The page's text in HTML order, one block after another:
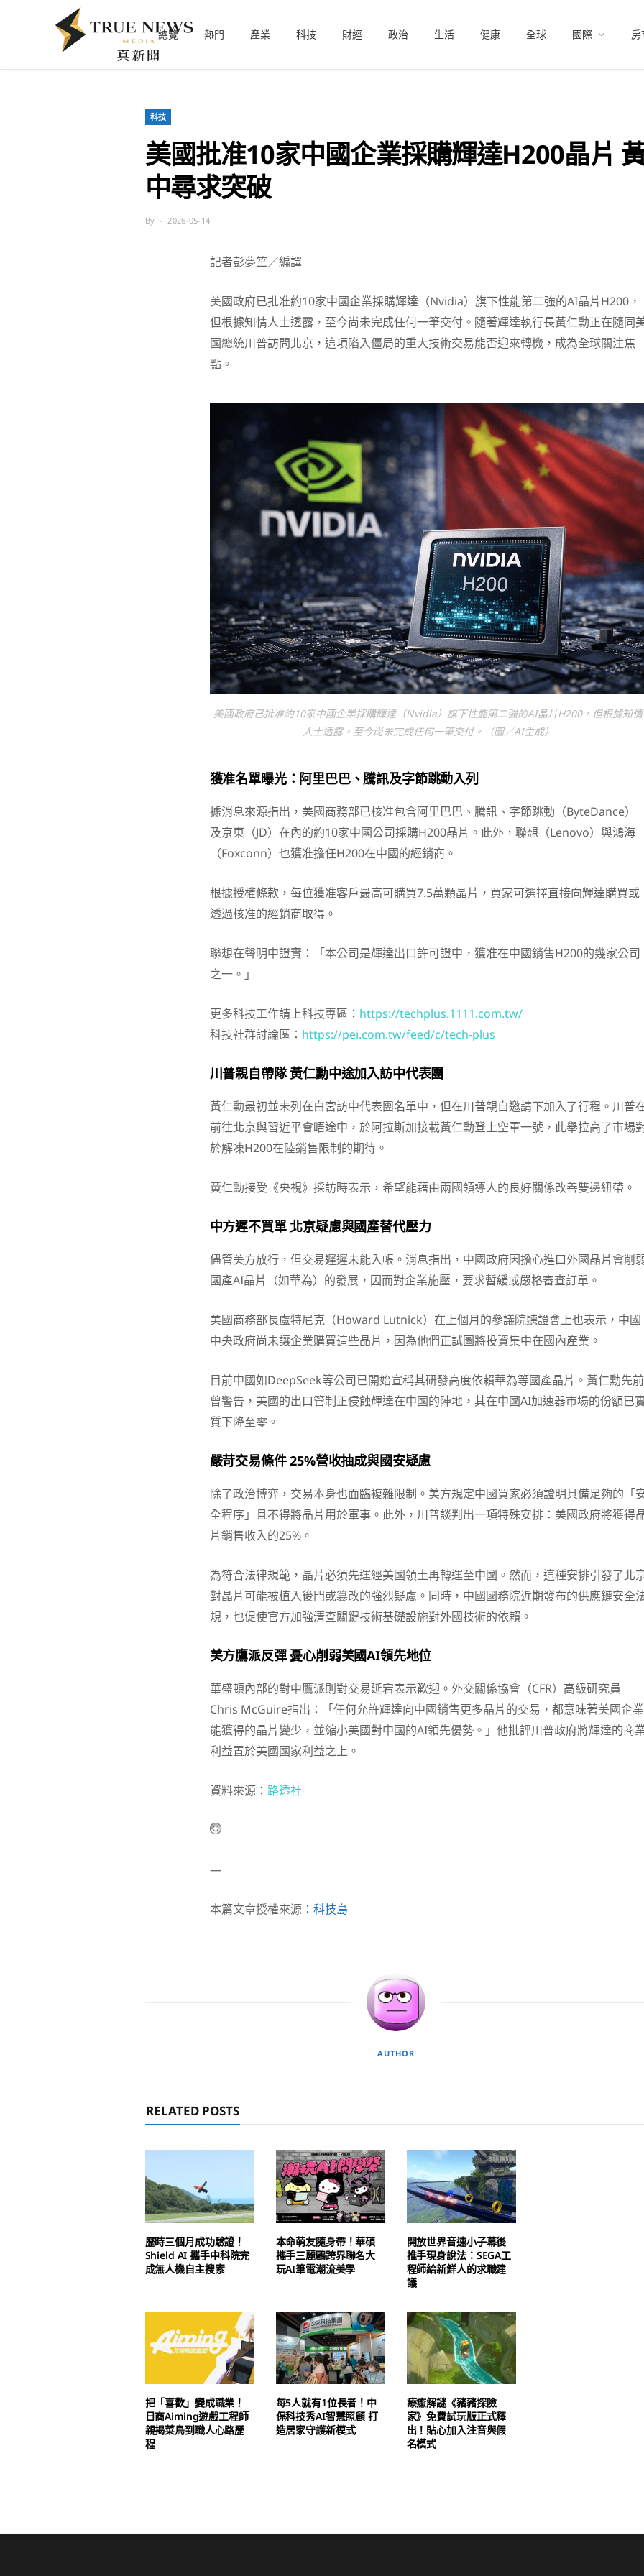
總覽 熱門 產業 科技 財經 政治 生活 健康 全球 國際 房
科技
美國批准10家中國企業採購輝達H200晶片
中尋求突破
By 2026-05-14
記者彭夢竺／編譯
美國政府已批准約10家中國企業採購輝達（Nvidia）旗下性能第二強的AI晶片H200，
但根據知情人士透露，至今尚未完成任何一筆交付。隨著輝達執行長黃仁勳正在隨同
國總統川普訪問北京，這項陷入僵局的重大技術交易能否迎來轉機，成為全球關注焦
點。
美國政府已批准約10家中國企業採購輝達（Nvidia）旗下性能第二強的AI晶片H200，但根據知情
人士透露，至今尚未完成任何一筆交付。（圖／AI生成）
獲准名單曝光：阿里巴巴、騰訊及字節跳動入列
據消息來源指出，美國商務部已核准包含阿里巴巴、騰訊、字節跳動（ByteDance）
及京東（JD）在內的約10家中國公司採購H200晶片。此外，聯想（Lenovo）與鴻海
（Foxconn）也獲准擔任H200在中國的經銷商。
根據授權條款，每位獲准客戶最高可購買7.5萬顆晶片，買家可選擇直接向輝達購買或
透過核准的經銷商取得。
聯想在聲明中證實：「本公司是輝達出口許可證中，獲准在中國銷售H200的幾家公司
之一。」
更多科技工作請上科技專區： https://techplus.1111.com.tw/
科技社群討論區： https://pei.com.tw/feed/c/tech-plus
川普親自帶隊 黃仁勳中途加入訪中代表團
黃仁勳最初並未列在白宮訪中代表團名單中，但在川普親自邀請下加入了行程。川普
前往北京與習近平會晤途中，於阿拉斯加接載黃仁勳登上空軍一號，此舉拉高了市場
於解凍H200在陸銷售限制的期待。
黃仁勳接受《央視》採訪時表示，希望能藉由兩國領導人的良好關係改善雙邊紐帶。
中方遲不買單 北京疑慮與國產替代壓力
儘管美方放行，但交易遲遲未能入帳。消息指出，中國政府因擔心進口外國晶片會削
國產AI晶片（如華為）的發展，因而對企業施壓，要求暫緩或嚴格審查訂單。
美國商務部長盧特尼克（Howard Lutnick）在上個月的參議院聽證會上也表示，中國
中央政府尚未讓企業購買這些晶片，因為他們正試圖將投資集中在國內產業。
目前中國如DeepSeek等公司已開始宣稱其研發高度依賴華為等國產晶片。黃仁勳先前
曾警告，美國的出口管制正侵蝕輝達在中國的陣地，其在中國AI加速器市場的份額已
質下降至零。
嚴苛交易條件 25%營收抽成與國安疑慮
除了政治博弈，交易本身也面臨複雜限制。美方規定中國買家必須證明具備足夠的「
全程序」且不得將晶片用於軍事。此外，川普談判出一項特殊安排：美國政府將獲得
片銷售收入的25%。
為符合法律規範，晶片必須先運經美國領土再轉運至中國。然而，這種安排引發了北
對晶片可能被植入後門或篡改的強烈疑慮。同時，中國國務院近期發布的供應鏈安全
規，也促使官方加強清查關鍵技術基礎設施對外國技術的依賴。
美方鷹派反彈 憂心削弱美國AI領先地位
華盛頓內部的對中鷹派則對交易延宕表示歡迎。外交關係協會（CFR）高級研究員
Chris McGuire指出：「任何允許輝達向中國銷售更多晶片的交易，都意味著美國企業
能獲得的晶片變少，並縮小美國對中國的AI領先優勢。」他批評川普政府將輝達的商
利益置於美國國家利益之上。
資料來源： 路透社
—
本篇文章授權來源： 科技島
AUTHOR
RELATED POSTS
歷時三個月成功驗證！
Shield AI 攜手中科院完
成無人機自主搜索
本命萌友隨身帶！華碩
攜手三麗鷗跨界聯名大
玩AI筆電潮流美學
開放世界音速小子幕後
推手現身說法：SEGA工
程師給新鮮人的求職建
議
把「喜歡」變成職業！
日商Aiming遊戲工程師
親揭菜鳥到職人心路歷
程
每5人就有1位長者！中
保科技秀AI智慧照顧 打
造居家守護新模式
療癒解謎《豬豬探險
家》免費試玩版正式釋
出！貼心加入注音與假
名模式